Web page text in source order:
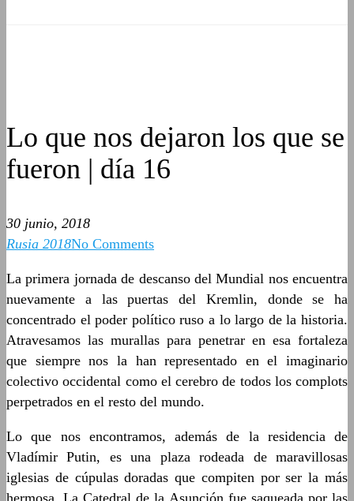
Lo que nos dejaron los que se
fueron | día 16
30 junio, 2018
Rusia 2018No Comments
La primera jornada de descanso del Mundial nos encuentra
nuevamente a las puertas del Kremlin, donde se ha
concentrado el poder político ruso a lo largo de la historia.
Atravesamos las murallas para penetrar en esa fortaleza
que siempre nos la han representado en el imaginario
colectivo occidental como el cerebro de todos los complots
perpetrados en el resto del mundo.
Lo que nos encontramos, además de la residencia de
Vladímir Putin, es una plaza rodeada de maravillosas
iglesias de cúpulas doradas que compiten por ser la más
hermosa. La Catedral de la Asunción fue saqueada por las